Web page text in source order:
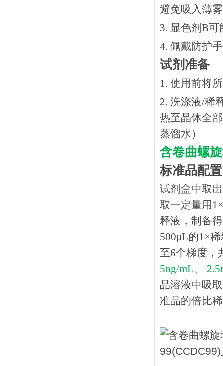
避免吸入薄
3. 显色剂B
4. 佩戴防护
试剂准备
1. 使用前将
2. 洗涤液/稀
热⾄晶体全
蒸馏水）
含卷曲螺
标准品配置
试剂盒中取
取一定量用
释液，制备
500μL的1×
至6个梯度，
5ng/mL、
品溶液中吸
准品的倍比